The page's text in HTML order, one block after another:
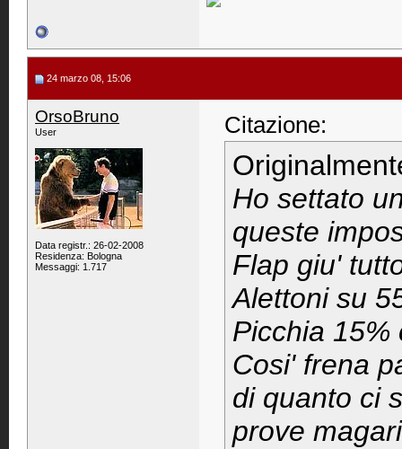
24 marzo 08, 15:06
OrsoBruno
User
Data registr.: 26-02-2008
Residenza: Bologna
Messaggi: 1.717
Citazione:
Ho settato
queste
Flap giu'
Alettoni su
Picchia 15%
Cosi' frena
di quanto ci
prove